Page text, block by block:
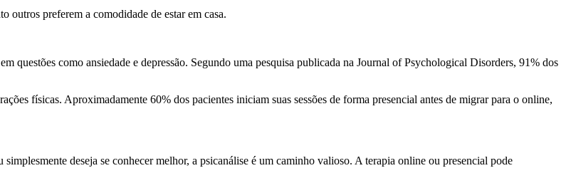
outros preferem a comodidade de estar em casa.
questões como ansiedade e depressão. Segundo uma pesquisa publicada na Journal of Psychological Disorders, 91% dos
físicas. Aproximadamente 60% dos pacientes iniciam suas sessões de forma presencial antes de migrar para o online,
deseja se conhecer melhor, a psicanálise é um caminho valioso. A terapia online ou presencial pode